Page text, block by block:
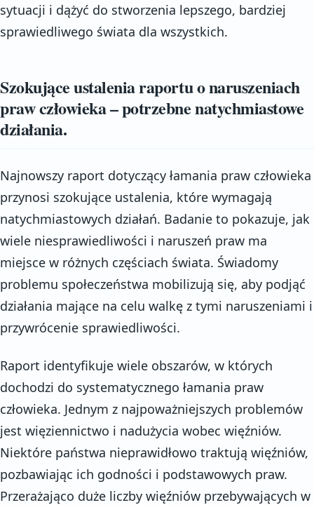
sytuacji i dążyć do stworzenia lepszego, bardziej
sprawiedliwego świata dla wszystkich.
Szokujące ustalenia raportu o naruszeniach
praw człowieka – potrzebne natychmiastowe
działania.
Najnowszy raport dotyczący łamania praw człowieka
przynosi szokujące ustalenia, które wymagają
natychmiastowych działań. Badanie to pokazuje, jak
wiele niesprawiedliwości i naruszeń praw ma
miejsce w różnych częściach świata. Świadomy
problemu społeczeństwa mobilizują się, aby podjąć
działania mające na celu walkę z tymi naruszeniami i
przywrócenie sprawiedliwości.
Raport identyfikuje wiele obszarów, w których
dochodzi do systematycznego łamania praw
człowieka. Jednym z najpoważniejszych problemów
jest więziennictwo i nadużycia wobec więźniów.
Niektóre państwa nieprawidłowo traktują więźniów,
pozbawiając ich godności i podstawowych praw.
Przerażająco duże liczby więźniów przebywających w